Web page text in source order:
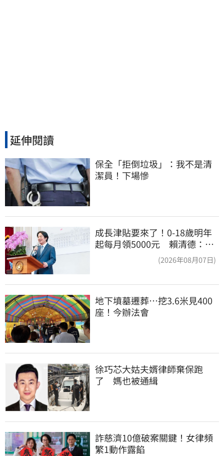
延伸閱讀
保全「拒倒垃圾」：我不是清
潔員！下場慘
成長津貼要來了！0-18歲明年
起每月領5000元 賴清德：此
(2026年08月07日)
地下墳墓遷葬…挖3.6米見400
座！今辦法會
徐巧芯大姑夫婿律師棄保跑
了　媽也被通緝
詐慈濟10億破案關鍵！女律頻
繁1動作露餡